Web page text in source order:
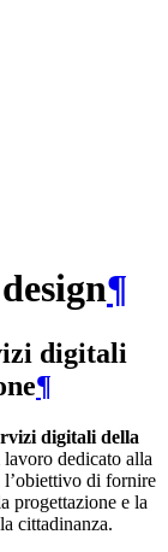
¶
digitali
¶
digitali della
dedicato alla
di fornire
progettazione e la
cittadinanza.